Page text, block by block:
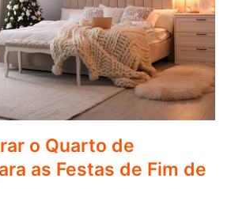
o Quarto de
as Festas de Fim de